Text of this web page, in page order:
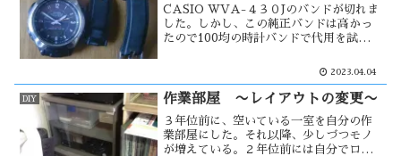
CASIO WVA-４３０Jのバンドが切れま
した。しかし、この純正バンドは高かっ
たので100均の時計バンドで代用を試み
バンドです。少しサイズが合いません
2023.04.04
DIY 作業部屋 〜レイアウトの変更〜
３年位前に、空いている一室を自分の作
業部屋にした。それ以降、少しづつモノ
が増えている。２年位前には自分でロフ